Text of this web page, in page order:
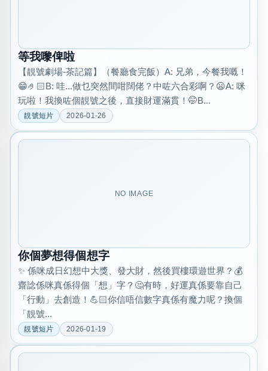
等我嚟俾啦
【靚號劇場-茶記篇】（餐廳食完飯）A: 兄弟，今餐我嘅！
😁🤌🏻B: 哇...做乜突然間咁闊佬？中咗六合彩啊？😦A: 咪
玩啦！我換咗個靚號之後，直接財運滿貫！🤭B...
靚號短片 2026-01-26
NO IMAGE
你個夢想得個想字
✨ 係咪成日幻想中大獎、發大財，然後買樓環遊世界？💰
齋諗係咪真係得個「想」字？🤔有時，好運真係要靠自己
「行動」去創造！💪🏻你信唔信數字真係有魔力呢？換個
「靚號...
靚號短片 2026-01-19